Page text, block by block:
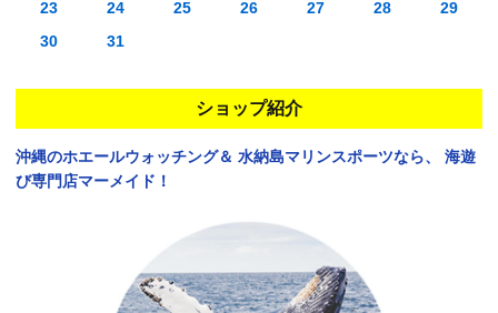
23
24 25 26 27 28
29
30
31
ショップ紹介
沖縄のホエールウォッチング＆ 水納島マリンスポーツなら、
海遊
び専門店マーメイド！